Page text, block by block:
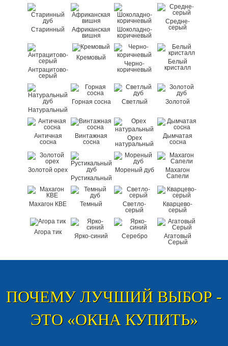
Старинный Африканская
вишня
Шоколадно-
коричневый
Средне-
серый
Антрацитово-
серый
Кремовый
Черно-
коричневый
Белый
кристалл
Натуральный
Горная сосна Светлый Золотой
Античная
сосна
Винтажная
сосна Орех
натуральный
Дымчатая
сосна
Золотой орех
Рустикальный
Мореный дуб Махагон
Сапели
Махагон КВЕ Темный Светло-
серый
Кварцево-
серый
Агора тик Ярко-синий Серебро Агатовый
Серый
ПОЧЕМУ ЛУЧШИЙ ВЫБОР -
ЭТО «ОКНА КУПИТЬ»